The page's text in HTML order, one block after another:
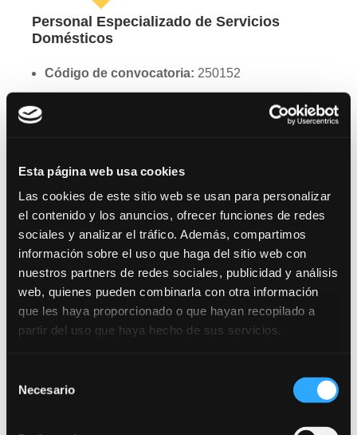
Esta página web usa cookies
Las cookies de este sitio web se usan para personalizar
el contenido y los anuncios, ofrecer funciones de redes
sociales y analizar el tráfico. Además, compartimos
información sobre el uso que haga del sitio web con
nuestros partners de redes sociales, publicidad y análisis
web, quienes pueden combinarla con otra información
que les haya proporcionado o que hayan recopilado a
partir del uso que haya hecho de sus servicios.
Necesario
Personal Especializado de Servicios
Domésticos
Código de convocatoria: 250152
OEP 2024: 19 plazas
OEP 2025: 46 plazas
Reserva específica:1 plaza reservada a
víctimas de violencia.
Esta categoría es la que se corresponde con
General de la Comunidad Autónoma de